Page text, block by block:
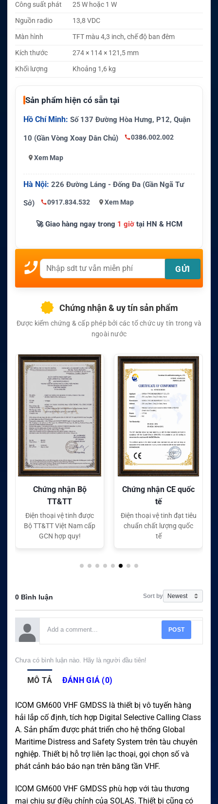
Công suất phát
25 W hoặc 1 W
Nguồn radio
13,8 VDC
Màn hình
TFT màu 4,3 inch, chế độ ban đêm
Kích thước
274 × 114 × 121,5 mm
Khối lượng
Khoảng 1,6 kg
Sản phẩm hiện có sẵn tại
Hồ Chí Minh: Số 137 Đường Hòa Hưng, P12, Quận
10 (Gần Vòng Xoay Dân Chủ) 0386.002.002
Xem Map
Hà Nội: 226 Đường Láng - Đống Đa (Gần Ngã Tư
Sở) 0917.834.532 Xem Map
🚀 Giao hàng ngay trong 1 giờtại HN & HCM
Chứng nhận & uy tín sản phẩm
Được kiểm chứng & cấp phép bởi các tổ chức uy tín trong và
ngoài nước
Chứng nhận CE quốc
tế
Điện thoại vệ tinh đạt tiêu
chuẩn chất lượng quốc
tế
Chứng nhận FC quốc
tế
Điện thoại vệ tinh đạt tiêu
chuẩn chất lượng quốc
tế
0 Bình luận Sort by
POST
Chưa có bình luận nào. Hãy là người đầu tiên!
MÔ TẢ ĐÁNH GIÁ (0)
ICOM GM600 VHF GMDSS là thiết bị vô tuyến hàng
hải lắp cố định, tích hợp Digital Selective Calling Class
A. Sản phẩm được phát triển cho hệ thống Global
Maritime Distress and Safety System trên tàu chuyên
nghiệp. Thiết bị hỗ trợ liên lạc thoại, gọi chọn số và
phát cảnh báo báo nạn trên băng tần VHF.
ICOM GM600 VHF GMDSS phù hợp với tàu thương
mại chịu sự điều chỉnh của SOLAS. Thiết bị cũng có